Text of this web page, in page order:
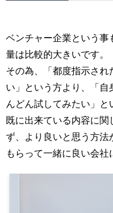
ベンチャー企業という事
量は比較的大きいです。
その為、「都度指示され
い」という方より、「
んどん試してみたい」と
既に出来ている内容に
ず、より良いと思う方法
もらって一緒に良い会社